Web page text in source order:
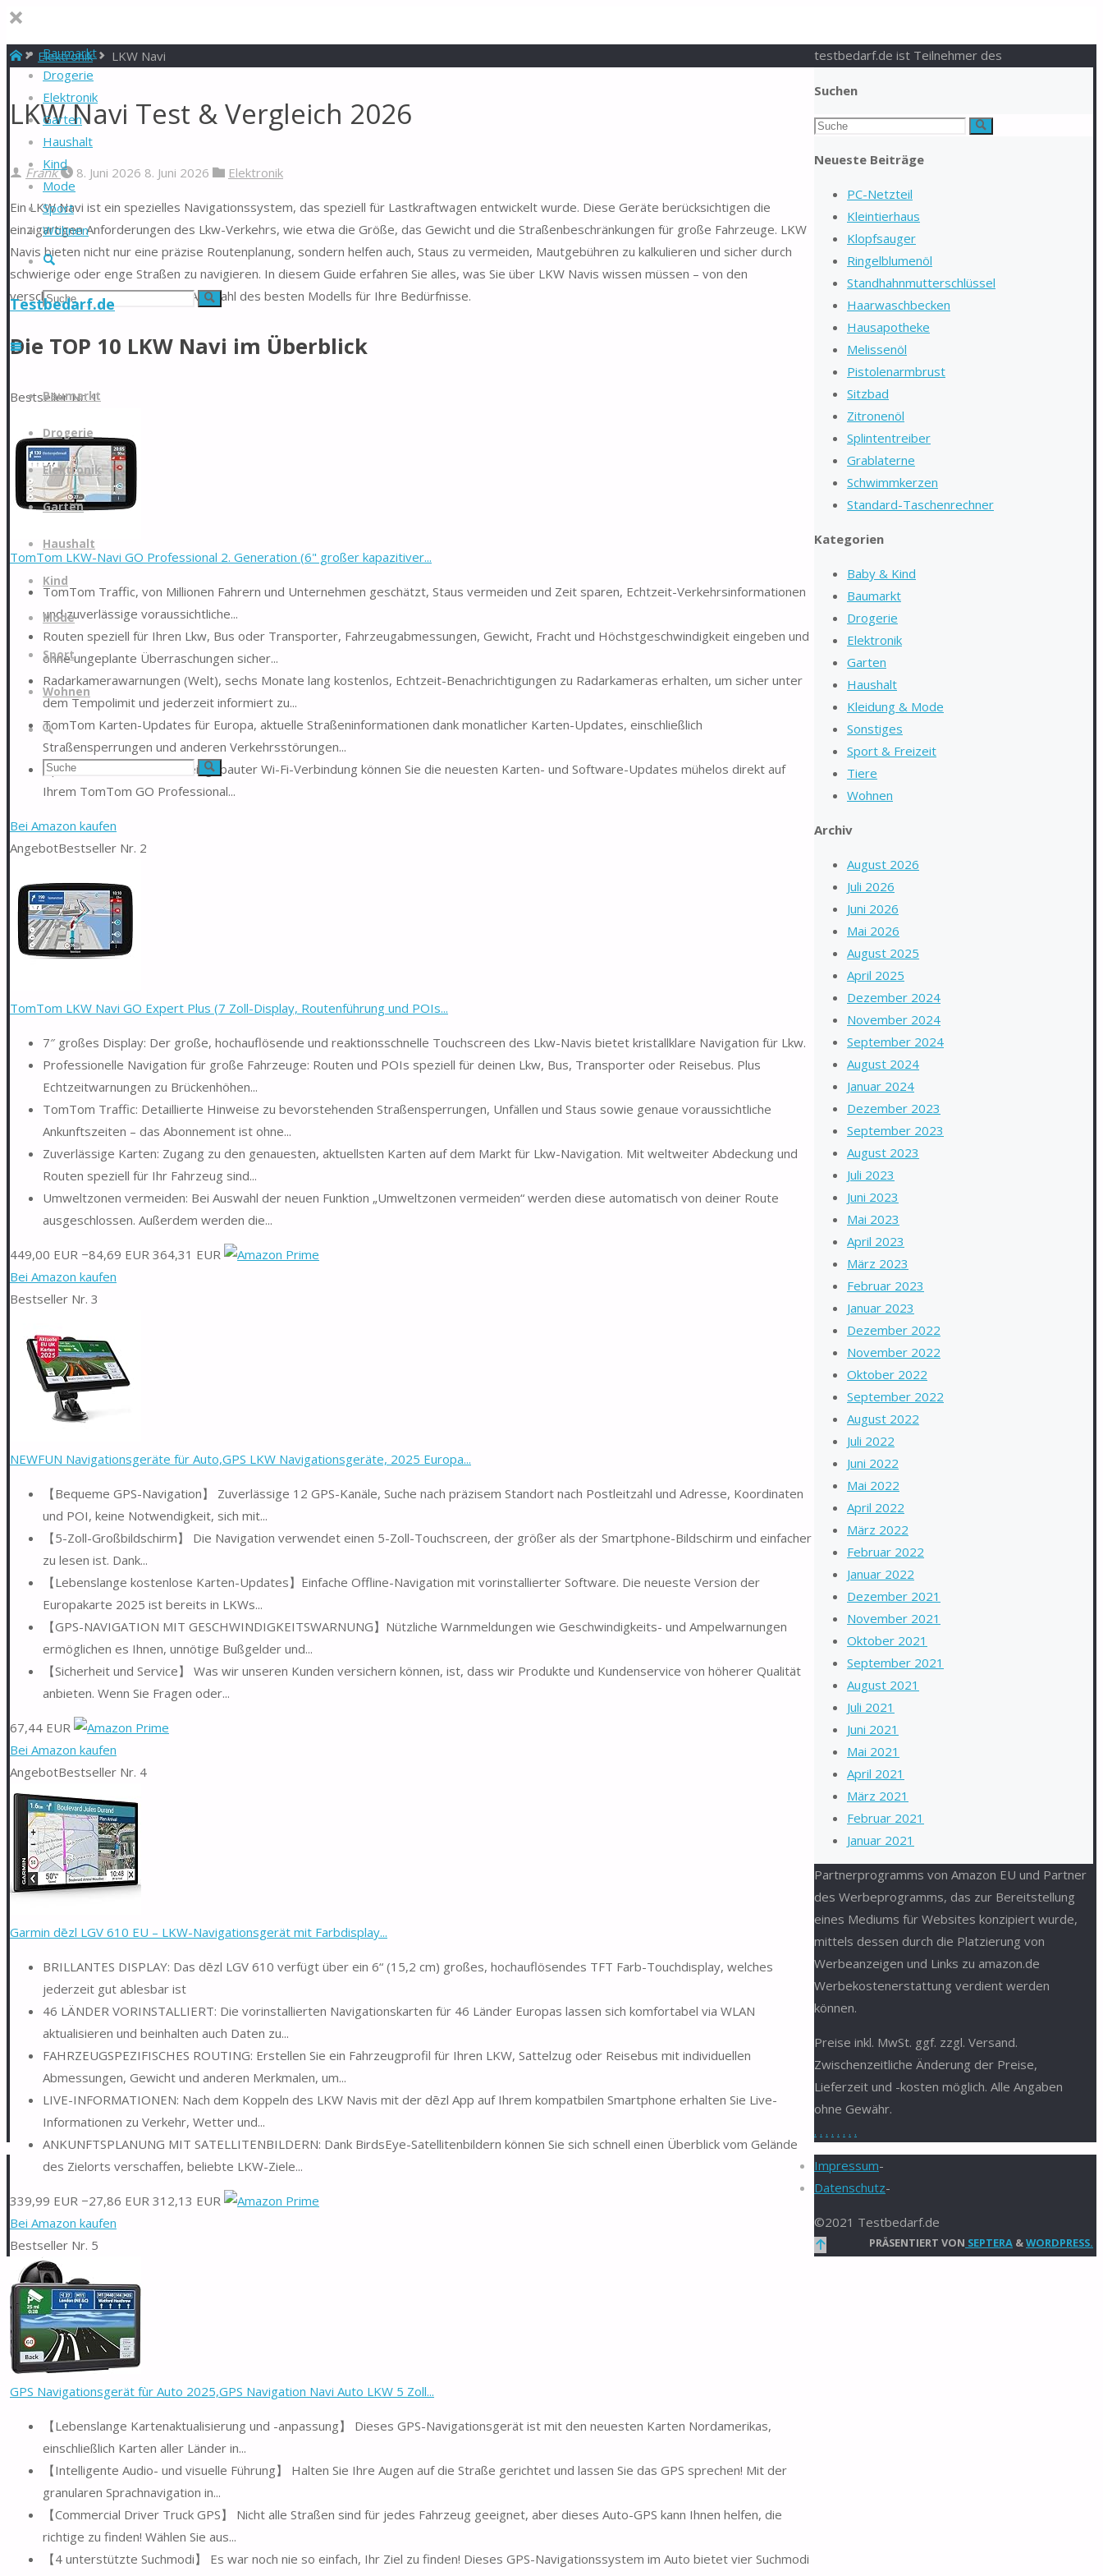
Baumarkt
Drogerie
Elektronik
Garten
Haushalt
Kind
Mode
Sport
Wohnen
Suche
Suchen Suche
Testbedarf.de
springen
Baumarkt
Drogerie
Elektronik
Garten
Haushalt
Kind
Mode
Sport
Wohnen
Suche
Suchen Suche
StartElektronik LKW Navi
LKW Navi Test & Vergleich 2026
Frank 8. Juni 2026 8. Juni 2026 Elektronik
Ein LKW Navi ist ein spezielles Navigationssystem, das speziell für Lastkraftwagen entwickelt wurde. Diese Geräte berücksichtigen die
einzigartigen Anforderungen des Lkw-Verkehrs, wie etwa die Größe, das Gewicht und die Straßenbeschränkungen für große Fahrzeuge. LKW
Navis bieten nicht nur eine präzise Routenplanung, sondern helfen auch, Staus zu vermeiden, Mautgebühren zu kalkulieren und sicher durch
schwierige oder enge Straßen zu navigieren. In diesem Guide erfahren Sie alles, was Sie über LKW Navis wissen müssen – von den
verschiedenen Arten bis hin zur Auswahl des besten Modells für Ihre Bedürfnisse.
Die TOP 10 LKW Navi im Überblick
Bestseller Nr. 1
TomTom LKW-Navi GO Professional 2. Generation (6" großer kapazitiver...
TomTom Traffic, von Millionen Fahrern und Unternehmen geschätzt, Staus vermeiden und Zeit sparen, Echtzeit-Verkehrsinformationen
und zuverlässige voraussichtliche...
Routen speziell für Ihren Lkw, Bus oder Transporter, Fahrzeugabmessungen, Gewicht, Fracht und Höchstgeschwindigkeit eingeben und
ohne ungeplante Überraschungen sicher...
Radarkamerawarnungen (Welt), sechs Monate lang kostenlos, Echtzeit-Benachrichtigungen zu Radarkameras erhalten, um sicher unter
dem Tempolimit und jederzeit informiert zu...
TomTom Karten-Updates für Europa, aktuelle Straßeninformationen dank monatlicher Karten-Updates, einschließlich
Straßensperrungen und anderen Verkehrsstörungen...
Updates über Wi-Fi, dank eingebauter Wi-Fi-Verbindung können Sie die neuesten Karten- und Software-Updates mühelos direkt auf
Ihrem TomTom GO Professional...
Bei Amazon kaufen
AngebotBestseller Nr. 2
TomTom LKW Navi GO Expert Plus (7 Zoll-Display, Routenführung und POIs...
7″ großes Display: Der große, hochauflösende und reaktionsschnelle Touchscreen des Lkw-Navis bietet kristallklare Navigation für Lkw.
Professionelle Navigation für große Fahrzeuge: Routen und POIs speziell für deinen Lkw, Bus, Transporter oder Reisebus. Plus
Echtzeitwarnungen zu Brückenhöhen...
TomTom Traffic: Detaillierte Hinweise zu bevorstehenden Straßensperrungen, Unfällen und Staus sowie genaue voraussichtliche
Ankunftszeiten – das Abonnement ist ohne...
Zuverlässige Karten: Zugang zu den genauesten, aktuellsten Karten auf dem Markt für Lkw-Navigation. Mit weltweiter Abdeckung und
Routen speziell für Ihr Fahrzeug sind...
Umweltzonen vermeiden: Bei Auswahl der neuen Funktion „Umweltzonen vermeiden“ werden diese automatisch von deiner Route
ausgeschlossen. Außerdem werden die...
449,00 EUR −84,69 EUR 364,31 EUR
Bei Amazon kaufen
Bestseller Nr. 3
NEWFUN Navigationsgeräte für Auto,GPS LKW Navigationsgeräte, 2025 Europa...
【Bequeme GPS-Navigation】 Zuverlässige 12 GPS-Kanäle, Suche nach präzisem Standort nach Postleitzahl und Adresse, Koordinaten
und POI, keine Notwendigkeit, sich mit...
【5-Zoll-Großbildschirm】 Die Navigation verwendet einen 5-Zoll-Touchscreen, der größer als der Smartphone-Bildschirm und einfacher
zu lesen ist. Dank...
【Lebenslange kostenlose Karten-Updates】Einfache Offline-Navigation mit vorinstallierter Software. Die neueste Version der
Europakarte 2025 ist bereits in LKWs...
【GPS-NAVIGATION MIT GESCHWINDIGKEITSWARNUNG】Nützliche Warnmeldungen wie Geschwindigkeits- und Ampelwarnungen
ermöglichen es Ihnen, unnötige Bußgelder und...
【Sicherheit und Service】 Was wir unseren Kunden versichern können, ist, dass wir Produkte und Kundenservice von höherer Qualität
anbieten. Wenn Sie Fragen oder...
67,44 EUR
Bei Amazon kaufen
AngebotBestseller Nr. 4
Garmin dēzl LGV 610 EU – LKW-Navigationsgerät mit Farbdisplay...
BRILLANTES DISPLAY: Das dēzl LGV 610 verfügt über ein 6“ (15,2 cm) großes, hochauflösendes TFT Farb-Touchdisplay, welches
jederzeit gut ablesbar ist
46 LÄNDER VORINSTALLIERT: Die vorinstallierten Navigationskarten für 46 Länder Europas lassen sich komfortabel via WLAN
aktualisieren und beinhalten auch Daten zu...
FAHRZEUGSPEZIFISCHES ROUTING: Erstellen Sie ein Fahrzeugprofil für Ihren LKW, Sattelzug oder Reisebus mit individuellen
Abmessungen, Gewicht und anderen Merkmalen, um...
LIVE-INFORMATIONEN: Nach dem Koppeln des LKW Navis mit der dēzl App auf Ihrem kompatbilen Smartphone erhalten Sie Live-
Informationen zu Verkehr, Wetter und...
ANKUNFTSPLANUNG MIT SATELLITENBILDERN: Dank BirdsEye-Satellitenbildern können Sie sich schnell einen Überblick vom Gelände
des Zielorts verschaffen, beliebte LKW-Ziele...
339,99 EUR −27,86 EUR 312,13 EUR
Bei Amazon kaufen
Bestseller Nr. 5
GPS Navigationsgerät fùr Auto 2025,GPS Navigation Navi Auto LKW 5 Zoll...
【Lebenslange Kartenaktualisierung und -anpassung】 Dieses GPS-Navigationsgerät ist mit den neuesten Karten Nordamerikas,
einschließlich Karten aller Länder in...
【Intelligente Audio- und visuelle Führung】 Halten Sie Ihre Augen auf die Straße gerichtet und lassen Sie das GPS sprechen! Mit der
granularen Sprachnavigation in...
【Commercial Driver Truck GPS】 Nicht alle Straßen sind für jedes Fahrzeug geeignet, aber dieses Auto-GPS kann Ihnen helfen, die
richtige zu finden! Wählen Sie aus...
【4 unterstützte Suchmodi】 Es war noch nie so einfach, Ihr Ziel zu finden! Dieses GPS-Navigationssystem im Auto bietet vier Suchmodi
Suchen
Suchen
Suche
Neueste Beiträge
PC-Netzteil
Kleintierhaus
Klopfsauger
Ringelblumenöl
Standhahnmutterschlüssel
Haarwaschbecken
Hausapotheke
Melissenöl
Pistolenarmbrust
Sitzbad
Zitronenöl
Splintentreiber
Grablaterne
Schwimmkerzen
Standard-Taschenrechner
Kategorien
Baby & Kind
Baumarkt
Drogerie
Elektronik
Garten
Haushalt
Kleidung & Mode
Sonstiges
Sport & Freizeit
Tiere
Wohnen
Archiv
August 2026
Juli 2026
Juni 2026
Mai 2026
August 2025
April 2025
Dezember 2024
November 2024
September 2024
August 2024
Januar 2024
Dezember 2023
September 2023
August 2023
Juli 2023
Juni 2023
Mai 2023
April 2023
März 2023
Februar 2023
Januar 2023
Dezember 2022
November 2022
Oktober 2022
September 2022
August 2022
Juli 2022
Juni 2022
Mai 2022
April 2022
März 2022
Februar 2022
Januar 2022
Dezember 2021
November 2021
Oktober 2021
September 2021
August 2021
Juli 2021
Juni 2021
Mai 2021
April 2021
März 2021
Februar 2021
Januar 2021
testbedarf.de ist Teilnehmer des
Partnerprogramms von Amazon EU und Partner
des Werbeprogramms, das zur Bereitstellung
eines Mediums für Websites konzipiert wurde,
mittels dessen durch die Platzierung von
Werbeanzeigen und Links zu amazon.de
Werbekostenerstattung verdient werden
können.
Preise inkl. MwSt. ggf. zzgl. Versand.
Zwischenzeitliche Änderung der Preise,
Lieferzeit und -kosten möglich. Alle Angaben
ohne Gewähr.
. . . . . . . .
Impressum-
Datenschutz-
©2021 Testbedarf.de
PRÄSENTIERT VON SEPTERA &WORDPRESS.
Zurück